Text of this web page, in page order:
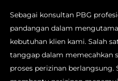
Sebagai konsultan PBG
pandangan dalam
kebutuhan klien kami. Salah
tanggap dalam memecahkan
proses perizinan berlangsung.